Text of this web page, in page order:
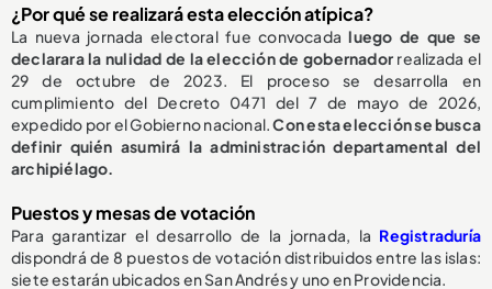
¿Por qué se realizará esta elección atípica?
La nueva jornada electoral fue convocadaluego de que se
declarara la nulidad de la elección de gobernador realizada el
29 de octubre de 2023. El proceso se desarrolla en
cumplimiento del Decreto 0471 del 7 de mayo de 2026,
expedido por el Gobierno nacional.Con esta elección se busca
definir quién asumirá la administración departamental del
archipiélago.
Puestos y mesas de votación
Para garantizar el desarrollo de la jornada, la Registraduría
dispondrá de 8 puestos de votación distribuidos entre las islas:
siete estarán ubicados en San Andrés y uno en Providencia.